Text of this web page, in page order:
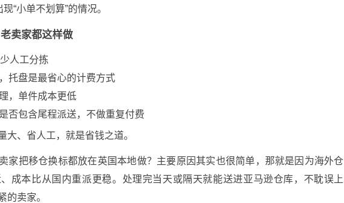
“小单不划算”的情况。
卖家都这样做
人工分拣
托盘是最省心的计费方式
，单件成本更低
否包含尾程派送，不做重复付费
大、省人工，就是省钱之道。
家把移仓换标都放在英国本地做？主要原因其实也很简单，那就是因为海外仓
成本比从国内重派更稳。处理完当天或隔天就能送进亚马逊仓库，不耽误上
的卖家。